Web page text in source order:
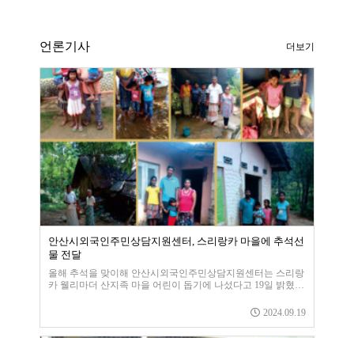
언론기사 더보기
안산시외국인주민상담지원센터, 스리랑카 마을에 추석선
물 전달
올해 추석을 맞이해 안산시외국인주민상담지원센터는 스리랑
카 웰리마더 산지족 마을 어린이 돕기에 나섰다고 19일 밝혔
가정이 살고 있으며, 지금까지 전기가 들어오지 않아 밤에는
2024.09.19